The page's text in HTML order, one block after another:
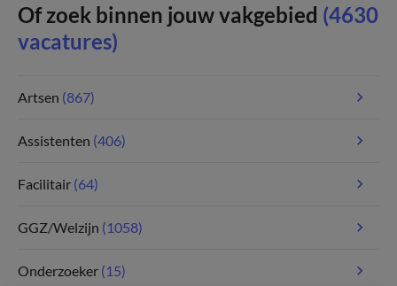
Of zoek binnen jouw vakgebied (4630
vacatures)
Artsen (867)
Assistenten (406)
Facilitair (64)
GGZ/Welzijn (1058)
Onderzoeker (15)